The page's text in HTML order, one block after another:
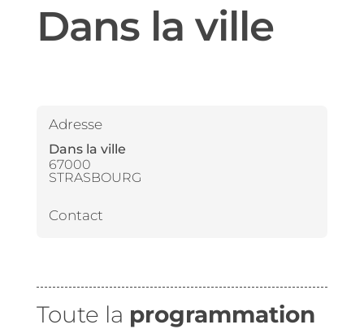
Dans la ville
Adresse
Dans la ville
67000
STRASBOURG
Contact
Toute la programmation